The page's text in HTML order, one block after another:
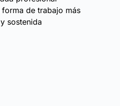
forma de trabajo más
sostenida